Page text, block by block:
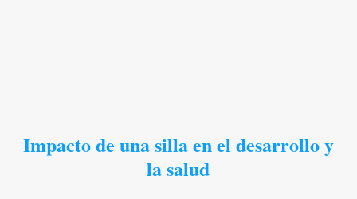
Impacto de una silla en el desarrollo y
la salud